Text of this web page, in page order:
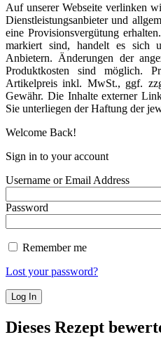
Auf unserer Webseite verlinken
Dienstleistungsanbieter und
eine Provisionsvergütung
markiert sind, handelt es sich
Anbietern. Änderungen der
Produktkosten sind möglich.
Artikelpreis inkl. MwSt., ggf.
Gewähr. Die Inhalte externer
Sie unterliegen der Haftung der
Welcome Back!
Sign in to your account
Username or Email Address
Password
Remember me
Lost your password?
Dieses Rezept